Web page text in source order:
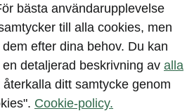
Originaldelar
Vägassistans
Serviceavtal
Bli testpilot service
Däck
Instruktionsbok till din Škoda
bästa användarupplevelse
till alla cookies, men
efter dina behov. Du kan
en detaljerad beskrivning av alla
återkalla ditt samtycke genom
Cookie-policy.